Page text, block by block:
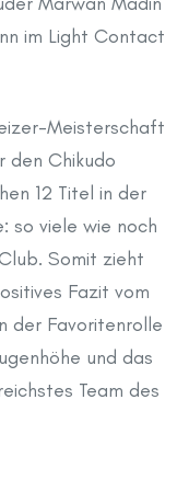
im Light Contact
Meisterschaft
den Chikudo
12 Titel in der
so viele wie noch
Somit zieht
Fazit vom
der Favoritenrolle
und das
Team des